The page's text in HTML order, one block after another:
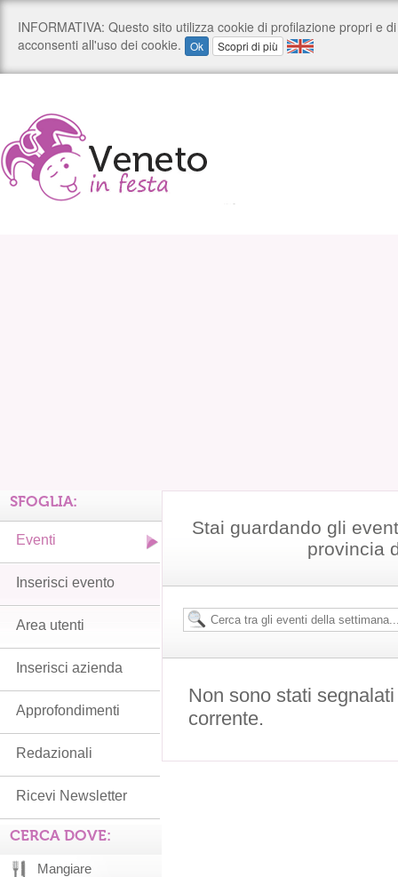
Stai guardando gli
provincia
Non sono stati
corrente.
SFOGLIA:
Eventi
Inserisci evento
Area utenti
Inserisci azienda
Approfondimenti
Redazionali
Ricevi Newsletter
CERCA DOVE:
Mangiare